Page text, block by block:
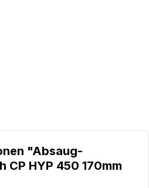
"Absaug-
CP HYP 450 170mm